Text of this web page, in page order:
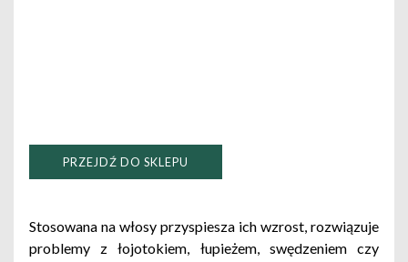
PRZEJDŹ DO SKLEPU
Stosowana na włosy przyspiesza ich wzrost, rozwiązuje
problemy z łojotokiem, łupieżem, swędzeniem czy